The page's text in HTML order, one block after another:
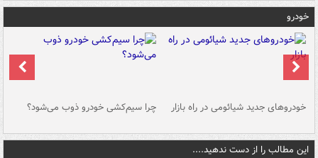
خودرو
خودروهای جدید شیائومی در راه بازار چرا سیم‌کشی خودرو ذوب می‌شود؟
این مطالب را از دست ندهید....